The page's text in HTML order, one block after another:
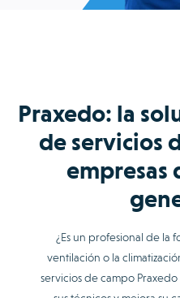
Praxedo: la
de servicios
empresas
¿Es un profesional de la
ventilación o la
servicios de campo